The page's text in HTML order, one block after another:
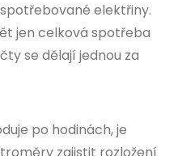
elektřiny.
jen celková spotřeba
se dělají jednou za
po hodinách, je